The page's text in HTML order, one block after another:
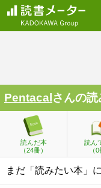
Pentacal さんの
読んだ本
（24冊）
読ん
（0
まだ「読みたい本」